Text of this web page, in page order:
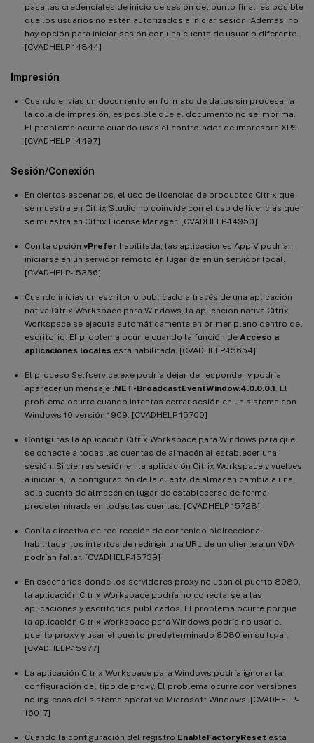
pasa las credenciales de inicio de sesión del punto final, es posible
que los usuarios no estén autorizados a iniciar sesión. Además, no
hay opción para iniciar sesión con una cuenta de usuario diferente.
[CVADHELP-14844]
Impresión
Cuando envías un documento en formato de datos sin procesar a
la cola de impresión, es posible que el documento no se imprima.
El problema ocurre cuando usas el controlador de impresora XPS.
[CVADHELP-14497]
Sesión/Conexión
En ciertos escenarios, el uso de licencias de productos Citrix que
se muestra en Citrix Studio no coincide con el uso de licencias que
se muestra en Citrix License Manager. [CVADHELP-14950]
Con la opción vPrefer habilitada, las aplicaciones App-V podrían
iniciarse en un servidor remoto en lugar de en un servidor local.
[CVADHELP-15356]
Cuando inicias un escritorio publicado a través de una aplicación
nativa Citrix Workspace para Windows, la aplicación nativa Citrix
Workspace se ejecuta automáticamente en primer plano dentro del
escritorio. El problema ocurre cuando la función de Acceso a
aplicaciones locales está habilitada. [CVADHELP-15654]
El proceso Selfservice.exe podría dejar de responder y podría
aparecer un mensaje .NET-BroadcastEventWindow.4.0.0.0.1 . El
problema ocurre cuando intentas cerrar sesión en un sistema con
Windows 10 versión 1909. [CVADHELP-15700]
Configuras la aplicación Citrix Workspace para Windows para que
se conecte a todas las cuentas de almacén al establecer una
sesión. Si cierras sesión en la aplicación Citrix Workspace y vuelves
a iniciarla, la configuración de la cuenta de almacén cambia a una
sola cuenta de almacén en lugar de establecerse de forma
predeterminada en todas las cuentas. [CVADHELP-15728]
Con la directiva de redirección de contenido bidireccional
habilitada, los intentos de redirigir una URL de un cliente a un VDA
podrían fallar. [CVADHELP-15739]
En escenarios donde los servidores proxy no usan el puerto 8080,
la aplicación Citrix Workspace podría no conectarse a las
aplicaciones y escritorios publicados. El problema ocurre porque
la aplicación Citrix Workspace para Windows podría no usar el
puerto proxy y usar el puerto predeterminado 8080 en su lugar.
[CVADHELP-15977]
La aplicación Citrix Workspace para Windows podría ignorar la
configuración del tipo de proxy. El problema ocurre con versiones
no inglesas del sistema operativo Microsoft Windows. [CVADHELP-
16017]
Cuando la configuración del registro EnableFactoryReset está